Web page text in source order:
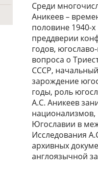
Среди
Аникеев –
половине 1940-
преддверии
годов,
вопроса о
СССР,
зарождение
годы, роль
А.С. Аникеев
национализмов,
Югославии в
Исследования
архивных
англоязычной